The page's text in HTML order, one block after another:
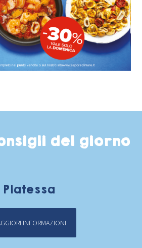
del giorno
Platessa
INFORMAZIONI